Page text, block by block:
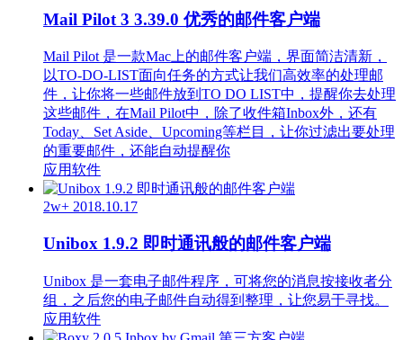
Mail Pilot 3 3.39.0 优秀的邮件客户端
Mail Pilot 是一款Mac上的邮件客户端，界面简洁清新，
以TO-DO-LIST面向任务的方式让我们高效率的处理邮
件，让你将一些邮件放到TO DO LIST中，提醒你去处理
这些邮件，在Mail Pilot中，除了收件箱Inbox外，还有
Today、Set Aside、Upcoming等栏目，让你过滤出要处理
的重要邮件，还能自动提醒你
应用软件
2w+ 2018.10.17
Unibox 1.9.2 即时通讯般的邮件客户端
Unibox 是一套电子邮件程序，可将您的消息按接收者分
组，之后您的电子邮件自动得到整理，让您易于寻找。
应用软件